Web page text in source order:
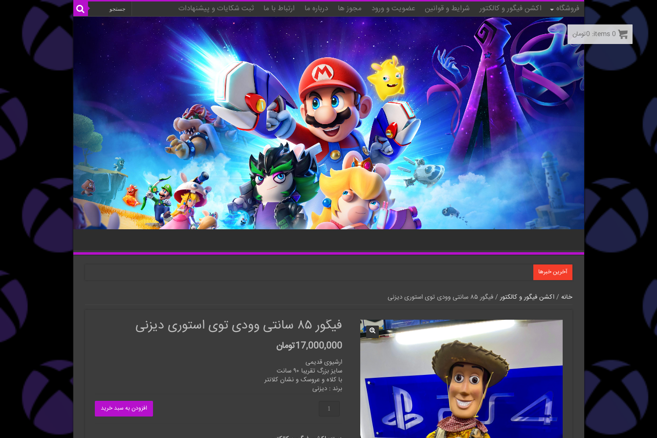
فروشگاه اکشن فیگور و کالکتور شرایط و قوانین عضویت و ورود مجوز ها درباره ما ارتباط با ما ثبت شکایات و پیشنهادات
آخرین خبرها
خانه /اکشن فیگور و کالکتور/ فیگور ۸۵ سانتی وودی توی استوری دیزنی
فیگور ۸۵ سانتی وودی توی استوری دیزنی
17,000,000تومان
ارشیوی قدیمی
سایز بزرگ تقریبا ۹۰ سانت
با کلاه و عروسک و نشان کلانتر
برند : دیزنی
افزودن به سبد خرید
0
items:
0تومان